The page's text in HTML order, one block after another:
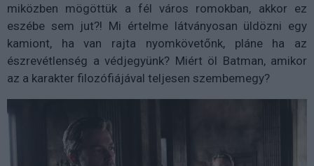
miközben mögöttük a fél város romokban, akkor ez
eszébe sem jut?! Mi értelme látványosan üldözni egy
kamiont, ha van rajta nyomkövetőnk, pláne ha az
észrevétlenség a védjegyünk? Miért öl Batman, amikor
az a karakter filozófiájával teljesen szembemegy?